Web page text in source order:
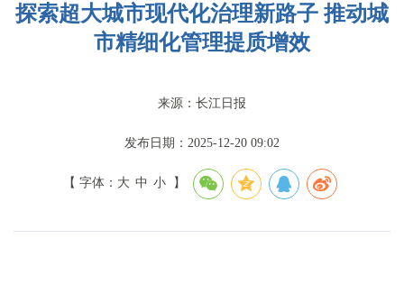
探索超大城市现代化治理新路子 推动城
市精细化管理提质增效
来源：长江日报
发布日期：2025-12-20 09:02
【 字体： 大 中 小 】